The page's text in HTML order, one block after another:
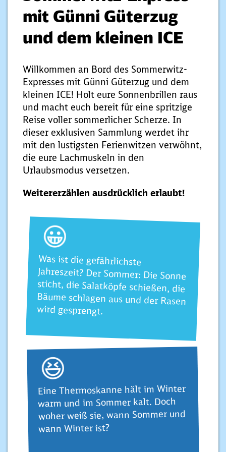
mit Günni Güterzug
und dem kleinen ICE
Willkommen an Bord des Sommerwitz-
Expresses mit Günni Güterzug und dem
kleinen ICE! Holt eure Sonnenbrillen raus
und macht euch bereit für eine spritzige
Reise voller sommerlicher Scherze. In
dieser exklusiven Sammlung werdet ihr
mit den lustigsten Ferienwitzen verwöhnt,
die eure Lachmuskeln in den
Urlaubsmodus versetzen.
Weitererzählen ausdrücklich erlaubt!
😀
Was ist die gefährlichste
Jahreszeit? Der Sommer: Die Sonne
sticht, die Salatköpfe schießen, die
Bäume schlagen aus und der Rasen
wird gesprengt.
😆
Eine Thermoskanne hält im Winter
warm und im Sommer kalt. Doch
woher weiß sie, wann Sommer und
wann Winter ist?